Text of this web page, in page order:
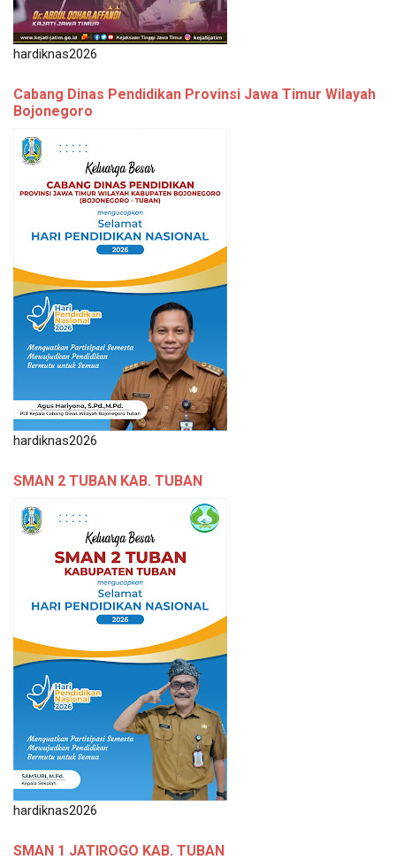
hardiknas2026
Cabang Dinas Pendidikan Provinsi Jawa Timur Wilayah
Bojonegoro
hardiknas2026
SMAN 2 TUBAN KAB. TUBAN
hardiknas2026
SMAN 1 JATIROGO KAB. TUBAN